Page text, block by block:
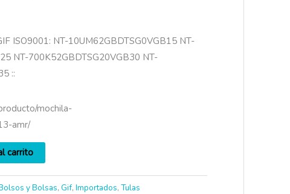
ISO9001: NT-10UM62GBDTSG0VGB15 NT-
NT-700K52GBDTSG20VGB30 NT-
::
mochila-
amr/
carrito
y Bolsas, Gif, Importados, Tulas